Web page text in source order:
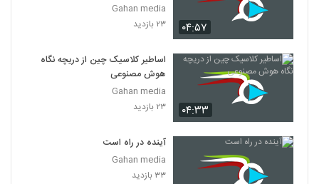
۰۴:۵۷
Gahan media
۲۳ بازدید
۰۴:۳۳
اساطیر کلاسیک چین از دریچه نگاه
هوش مصنوعی
Gahan media
۲۳ بازدید
آینده در راه است
Gahan media
۳۳ بازدید